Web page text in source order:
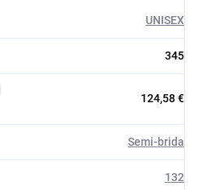
UNISEX
345
124,58 €
Semi-brida
132